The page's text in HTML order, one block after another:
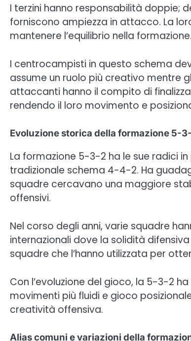
I terzini hanno responsabilità doppie;
forniscono ampiezza in attacco. La
mantenere l’equilibrio nella formazione.
I centrocampisti in questo schema
assume un ruolo più creativo mentre
attaccanti hanno il compito di
rendendo il loro movimento e
Evoluzione storica della formazione 5-
La formazione 5-3-2 ha le sue radici
tradizionale schema 4-4-2. Ha
squadre cercavano una maggiore
offensivi.
Nel corso degli anni, varie squadre
internazionali dove la solidità
squadre che l’hanno utilizzata per
Con l’evoluzione del gioco, la 5-3-2
movimenti più fluidi e gioco
creatività offensiva.
Alias comuni e variazioni della